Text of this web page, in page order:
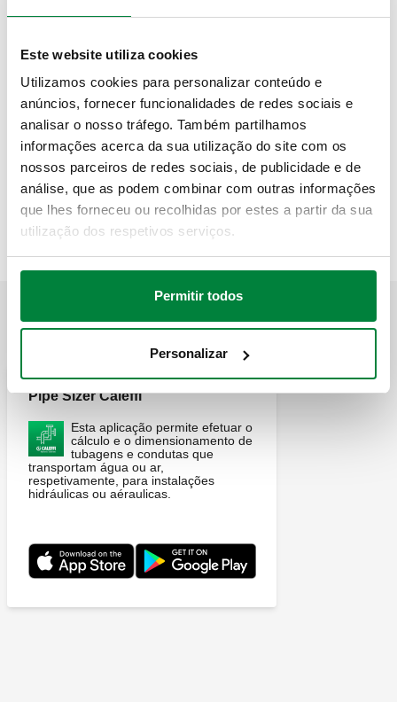
Este website utiliza cookies
Utilizamos cookies para personalizar conteúdo e
anúncios, fornecer funcionalidades de redes sociais e
analisar o nosso tráfego. Também partilhamos
informações acerca da sua utilização do site com os
nossos parceiros de redes sociais, de publicidade e de
análise, que as podem combinar com outras informações
que lhes forneceu ou recolhidas por estes a partir da sua
utilização dos respetivos serviços.
Permitir todos
Personalizar
Código artigo Utilização
789332 789023
Modelos 3D
Texto de proposta Mostrar Copiar
de suporte de montagem. Material: PE-X expandido de
células fechadas. Espessura mínima: 10 mm. Reação ao
APLICAÇÕES
Pipe Sizer Caleffi
Esta aplicação permite efetuar o
cálculo e o dimensionamento de
tubagens e condutas que
transportam água ou ar,
respetivamente, para instalações
hidráulicas ou aéraulicas.